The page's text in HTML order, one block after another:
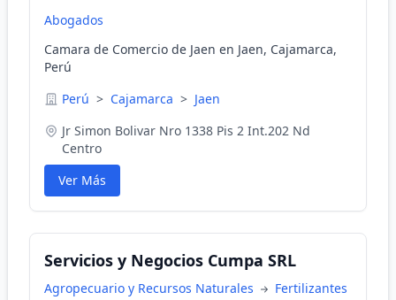
Abogados
Camara de Comercio de Jaen en Jaen, Cajamarca,
Perú
Perú > Cajamarca > Jaen
Jr Simon Bolivar Nro 1338 Pis 2 Int.202 Nd
Centro
Ver Más
Servicios y Negocios Cumpa SRL
Agropecuario y Recursos Naturales
Fertilizantes